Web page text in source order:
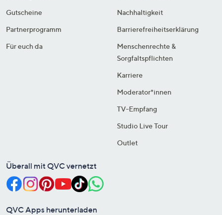
Gutscheine
Partnerprogramm
Für euch da
Nachhaltigkeit
Barrierefreiheitserklärung
Menschenrechte &
Sorgfaltspflichten
Karriere
Moderator*innen
TV-Empfang
Studio Live Tour
Outlet
Überall mit QVC vernetzt
QVC Apps herunterladen